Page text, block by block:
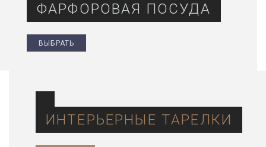
ФАРФОРОВАЯ ПОСУДА
ВЫБРАТЬ
ИНТЕРЬЕРНЫЕ ТАРЕЛКИ